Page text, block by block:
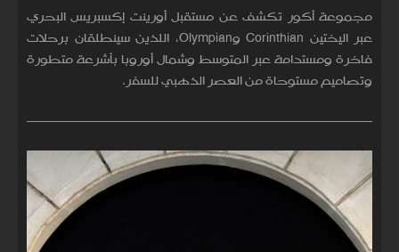
مجموعة أكور تكشف عن مستقبل أورينت إكسبريس البحري
عبر اليختين Corinthian وOlympian، اللذين سينطلقان برحلات
فاخرة ومستدامة عبر المتوسط وشمال أوروبا بأشرعة متطورة
وتصاميم مستوحاة من العصر الذهبي للسفر.